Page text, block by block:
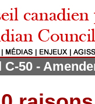
50 -